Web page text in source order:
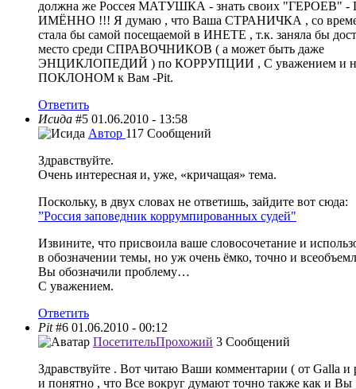
должна же Россея МАТУШКА - знать своих "ГЕРОЕВ"
ИМЁННО !!! Я думаю , что Ваша СТРАНИЧКА , со
стала бы самой посещаемой в ИНЕТЕ , т.к. заняла бы
место среди СПРАВОЧНИКОВ ( а может быть даже
ЭНЦИКЛОПЕДИЙ ) по КОРРУПЦИИ , С уважением и
ПОКЛОНОМ к Вам -Pit.
Ответить
Исида #5 01.06.2010 - 13:58
Автор 117 Сообщений
Здравствуйте.
Очень интересная и, уже, «кричащая» тема.
Поскольку, в двух словах не ответишь, зайдите вот сюда:
”Россия заповедник коррумпированных судей"
Извините, что присвоила ваше словосочетание и
в обозначении темы, но уж очень ёмко, точно и
Вы обозначили проблему…
С уважением.
Ответить
Pit #6 01.06.2010 - 00:12
ПосетительПрохожий 3 Сообщений
Здравствуйте . Вот читаю Ваши комментарии ( от Galla и
и понятно , что Все вокруг думают точно также как и Вы